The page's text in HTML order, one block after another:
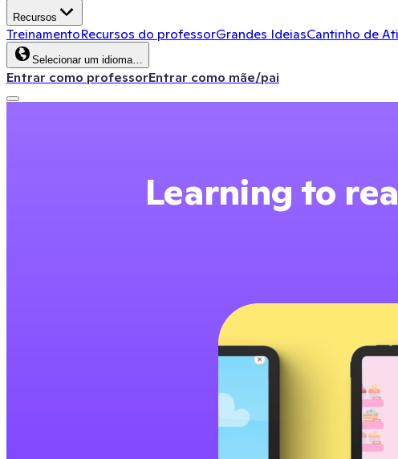
Recursos
TreinamentoRecursos do professorGrandes IdeiasCantinho de
Selecionar um idioma…
Entrar como professorEntrar como mãe/pai
Learning to